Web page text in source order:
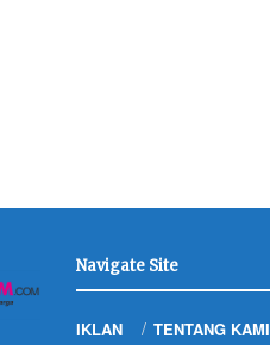
Navigate Site
IKLAN TENTANG KAMI